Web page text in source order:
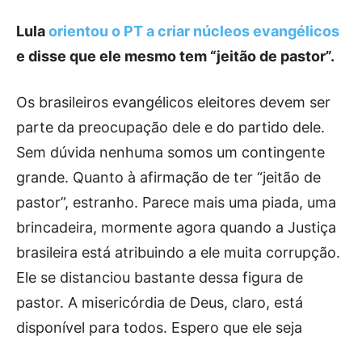
Lulaorientou o PT a criar núcleos evangélicos
e disse que ele mesmo tem “jeitão de pastor”.
Os brasileiros evangélicos eleitores devem ser
parte da preocupação dele e do partido dele.
Sem dúvida nenhuma somos um contingente
grande. Quanto à afirmação de ter “jeitão de
pastor”, estranho. Parece mais uma piada, uma
brincadeira, mormente agora quando a Justiça
brasileira está atribuindo a ele muita corrupção.
Ele se distanciou bastante dessa figura de
pastor. A misericórdia de Deus, claro, está
disponível para todos. Espero que ele seja